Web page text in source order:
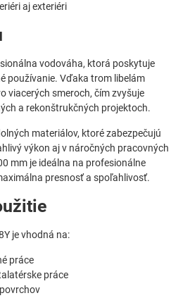
aj exteriéri
vodováha, ktorá poskytuje
používanie. Vďaka trom libelám
viacerých smeroch, čím zvyšuje
a rekonštrukčných projektoch.
materiálov, ktoré zabezpečujú
výkon aj v náročných pracovných
mm je ideálna na profesionálne
presnosť a spoľahlivosť.
je vhodná na:
práce
práce